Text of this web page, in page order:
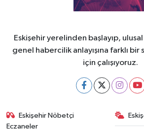
Eskişehir yerelinden başlayıp,
genel habercilik anlayışına farklı bir
için çalışıyoruz.
Eskişehir Nöbetçi
Eczaneler